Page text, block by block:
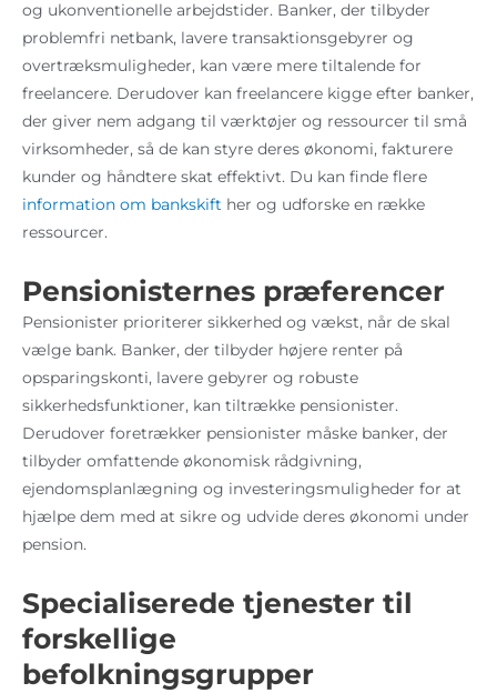
og ukonventionelle arbejdstider. Banker, der tilbyder
problemfri netbank, lavere transaktionsgebyrer og
overtræksmuligheder, kan være mere tiltalende for
freelancere. Derudover kan freelancere kigge efter banker,
der giver nem adgang til værktøjer og ressourcer til små
virksomheder, så de kan styre deres økonomi, fakturere
kunder og håndtere skat effektivt. Du kan finde flere
information om bankskift her og udforske en række
ressourcer.
Pensionisternes præferencer
Pensionister prioriterer sikkerhed og vækst, når de skal
vælge bank. Banker, der tilbyder højere renter på
opsparingskonti, lavere gebyrer og robuste
sikkerhedsfunktioner, kan tiltrække pensionister.
Derudover foretrækker pensionister måske banker, der
tilbyder omfattende økonomisk rådgivning,
ejendomsplanlægning og investeringsmuligheder for at
hjælpe dem med at sikre og udvide deres økonomi under
pension.
Specialiserede tjenester til
forskellige
befolkningsgrupper